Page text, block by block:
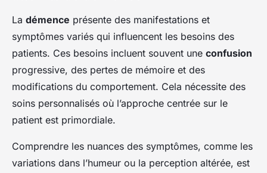
La démence présente des manifestations et
symptômes variés qui influencent les besoins des
patients. Ces besoins incluent souvent une confusion
progressive, des pertes de mémoire et des
modifications du comportement. Cela nécessite des
soins personnalisés où l’approche centrée sur le
patient est primordiale.
Comprendre les nuances des symptômes, comme les
variations dans l’humeur ou la perception altérée, est